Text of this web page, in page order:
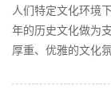
人们特定文化环境
年的历史文化做为
厚重、优雅的文化